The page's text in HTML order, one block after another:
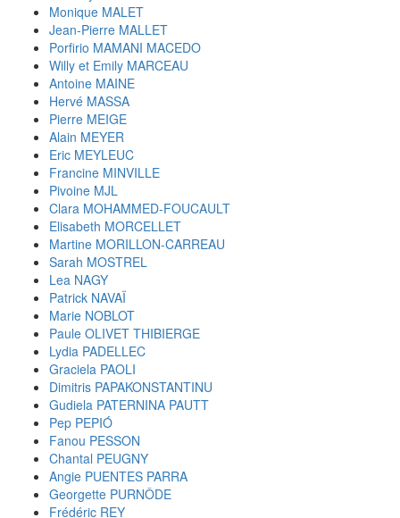
Monique MALET
Jean-Pierre MALLET
Porfirio MAMANI MACEDO
Willy et Emily MARCEAU
Antoine MAINE
Hervé MASSA
Pierre MEIGE
Alain MEYER
Eric MEYLEUC
Francine MINVILLE
Pivoine MJL
Clara MOHAMMED-FOUCAULT
Elisabeth MORCELLET
Martine MORILLON-CARREAU
Sarah MOSTREL
Lea NAGY
Patrick NAVAÏ
Marie NOBLOT
Paule OLIVET THIBIERGE
Lydia PADELLEC
Graciela PAOLI
Dimitris PAPAKONSTANTINU
Gudiela PATERNINA PAUTT
Pep PEPIÓ
Fanou PESSON
Chantal PEUGNY
Angie PUENTES PARRA
Georgette PURNÔDE
Frédéric REY